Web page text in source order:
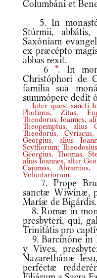
Columbáni et
5. In
Stúrmii,
Saxóniam
ex præcépto
abbas rexit.
6 *. In
Christóphori de
família sua
summópere dedit
Inter quos: sancti
Photinus, Zitas,
Theodorus, Ioannes,
Theopemptus, alius
Theodorus,
Georgius, alius
Scythorum;
Georgius, Thomas,
alius Ioannes, alter
Caiumas,
Voluntariorum.
7. Prope
sanctæ Wiwínæ,
Maríæ de Bigárdis.
8. Romæ in
presbyteri, qui,
Trinitátis pro
9. Barcinóne in
y Vives,
Nazarethánæ
perféctæ